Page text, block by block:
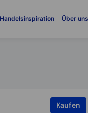
Handelsinspiration Über uns
Kaufen